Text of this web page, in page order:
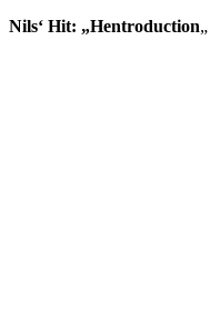
Nils‘ Hit: „Hentroduction„